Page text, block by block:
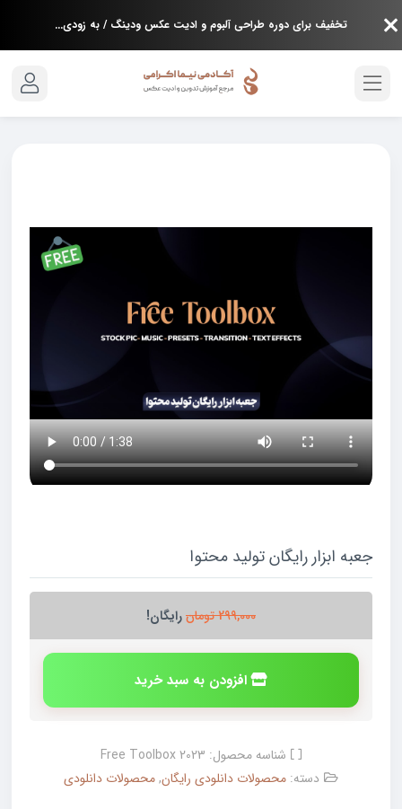
تخفیف برای دوره طراحی آلبوم و ادیت عکس ودینگ / به زودی...
جعبه ابزار رایگان تولید محتوا
299,000تومانرایگان!
افزودن به سبد خرید
شناسه محصول: Free Toolbox 2023
دسته: محصولات دانلودی رایگان,محصولات دانلودی